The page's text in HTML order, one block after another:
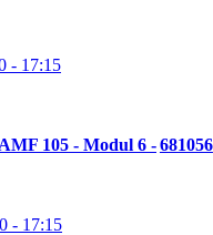
- 17:15
105 - Modul 6 -681056
- 17:15